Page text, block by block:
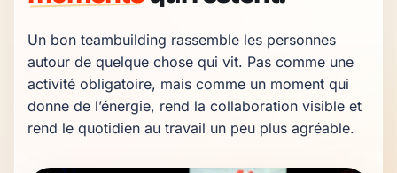
Un bon teambuilding rassemble les personnes
autour de quelque chose qui vit. Pas comme une
activité obligatoire, mais comme un moment qui
donne de l’énergie, rend la collaboration visible et
rend le quotidien au travail un peu plus agréable.